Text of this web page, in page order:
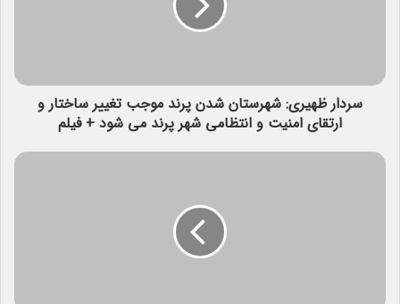
سردار ظهیری: شهرستان شدن پرند موجب تغییر ساختار و
ارتقای امنیت و انتظامی شهر پرند می شود + فیلم